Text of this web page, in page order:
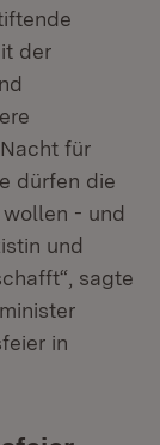
der
für
dürfen die
- und
und
sagte
in